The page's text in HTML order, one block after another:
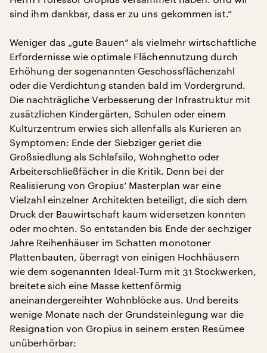
sind ihm dankbar, dass er zu uns gekommen ist.“
Weniger das „gute Bauen“ als vielmehr wirtschaftliche
Erfordernisse wie optimale Flächennutzung durch
Erhöhung der sogenannten Geschossflächenzahl
oder die Verdichtung standen bald im Vordergrund.
Die nachträgliche Verbesserung der Infrastruktur mit
zusätzlichen Kindergärten, Schulen oder einem
Kulturzentrum erwies sich allenfalls als Kurieren an
Symptomen: Ende der Siebziger geriet die
Großsiedlung als Schlafsilo, Wohnghetto oder
Arbeiterschließfächer in die Kritik. Denn bei der
Realisierung von Gropius‘ Masterplan war eine
Vielzahl einzelner Architekten beteiligt, die sich dem
Druck der Bauwirtschaft kaum widersetzen konnten
oder mochten. So entstanden bis Ende der sechziger
Jahre Reihenhäuser im Schatten monotoner
Plattenbauten, überragt von einigen Hochhäusern
wie dem sogenannten Ideal-Turm mit 31 Stockwerken,
breitete sich eine Masse kettenförmig
aneinandergereihter Wohnblöcke aus. Und bereits
wenige Monate nach der Grundsteinlegung war die
Resignation von Gropius in seinem ersten Resümee
unüberhörbar: